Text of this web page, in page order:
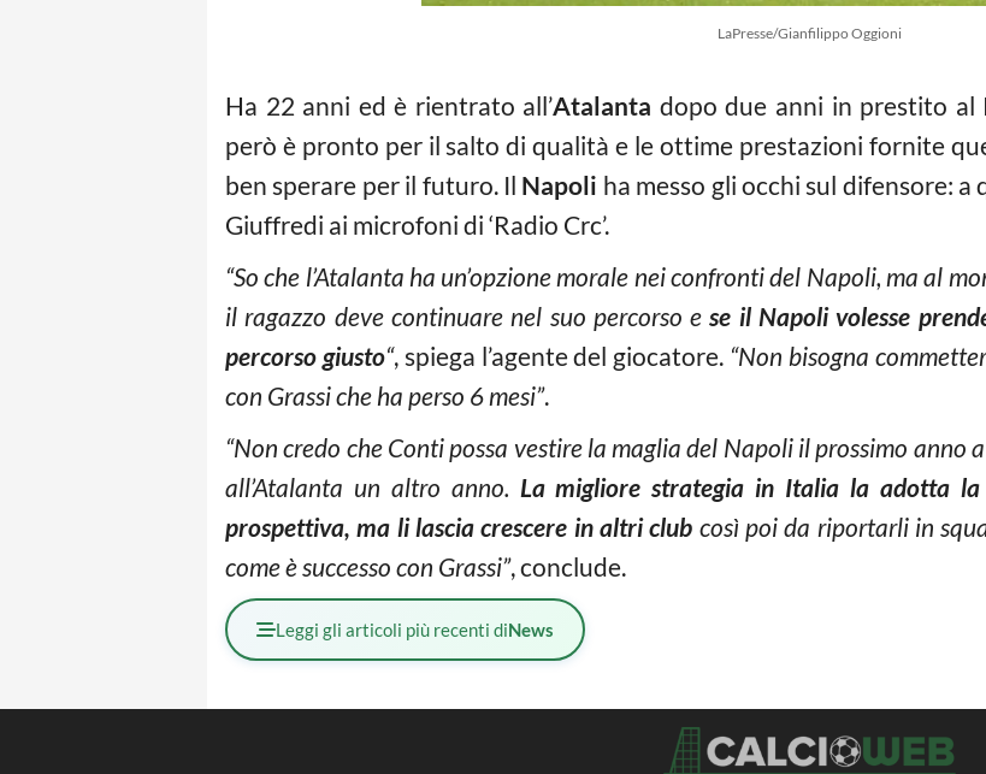
LaPresse/Gianfilippo Oggioni
Ha 22 anni ed è rientrato all’Atalanta dopo due anni in prestito al
però è pronto per il salto di qualità e le ottime prestazioni fornite
ben sperare per il futuro. Il Napoli ha messo gli occhi sul difensore:
Giuffredi ai microfoni di ‘Radio Crc’.
“So che l’Atalanta ha un’opzione morale nei confronti del Napoli, ma al
il ragazzo deve continuare nel suo percorso ese il Napoli volesse
percorso giusto“, spiega l’agente del giocatore. “Non bisogna
con Grassi che ha perso 6 mesi”.
“Non credo che Conti possa vestire la maglia del Napoli il prossimo anno
all’Atalanta un altro anno. La migliore strategia in Italia la adotta
prospettiva, ma li lascia crescere in altri club così poi da riportarli in
come è successo con Grassi”, conclude.
Leggi gli articoli più recenti diNews